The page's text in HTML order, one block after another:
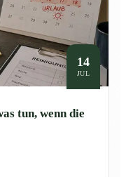
14
JUL
tun, wenn die